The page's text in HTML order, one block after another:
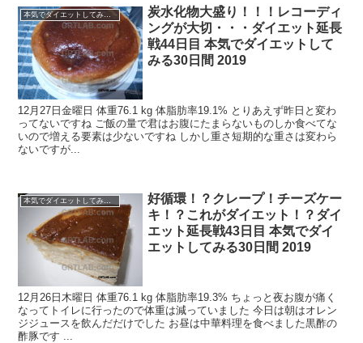
本気でダイエットしてみる30日間！2019.11 -
炭水化物大盛り！！！レコーディ
ングが大切・・・ダイエット延長
戦44日目 本気でダイエットして
みる30日間 2019
12月27日金曜日 体重76.1 kg 体脂肪率19.1% とりあえず昨日と変わ
ってないですね ご飯の量で君はお腹にたまらないものしか食べてな
いので増える要素は少ないですね しかし重さ短期的な重さは変わら
ないですが...
本気でダイエットしてみる30日間！2019.11 -
好循環！？クレープ！チーズケー
キ！？これがダイエット！？ダイ
エット延長戦43日目 本気でダイ
エットしてみる30日間 2019
12月26日木曜日 体重76.1 kg 体脂肪率19.3% ちょっと夜お腹が痛く
なってトイレに行ったので体重は減っていました 今日は朝はオレン
ジジュースを飲んだだけでした お昼は中華料理を食べました黒酢の
酢豚です ...